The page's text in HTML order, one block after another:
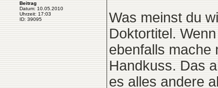
Beitrag
Datum: 10.05.2010
Uhrzeit: 17:03
ID: 39095
Was meinst du
Doktortitel.
ebenfalls mache
Handkuss. Das
es alles andere